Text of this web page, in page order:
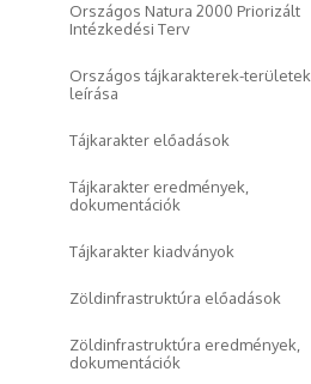
Országos Natura 2000 Priorizált
Intézkedési Terv
Országos tájkarakterek-területek
leírása
Tájkarakter előadások
Tájkarakter eredmények,
dokumentációk
Tájkarakter kiadványok
Zöldinfrastruktúra előadások
Zöldinfrastruktúra eredmények,
dokumentációk